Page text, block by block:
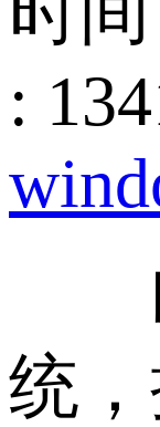
:
由
统